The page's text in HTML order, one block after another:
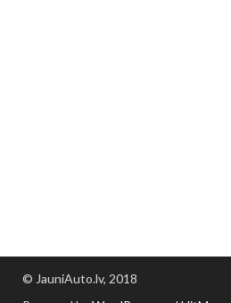
© JauniAuto.lv, 2018